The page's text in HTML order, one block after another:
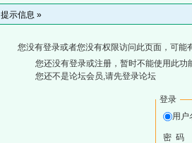
提示信息 »
您没有登录或者您没有权限访问此页面，可能
您还没有登录或注册，暂时不能使用此功
您还不是论坛会员,请先登录论坛
登录
用
密 码